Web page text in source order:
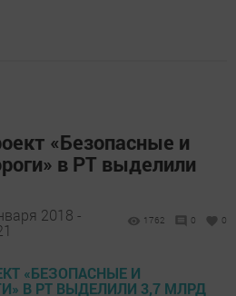
«Безопасные и
в РТ выделили
2018 -
1762 0 0